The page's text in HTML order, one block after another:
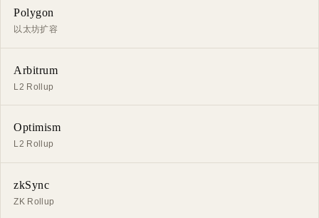
Polygon
以太坊扩容
Arbitrum
L2 Rollup
Optimism
L2 Rollup
zkSync
ZK Rollup